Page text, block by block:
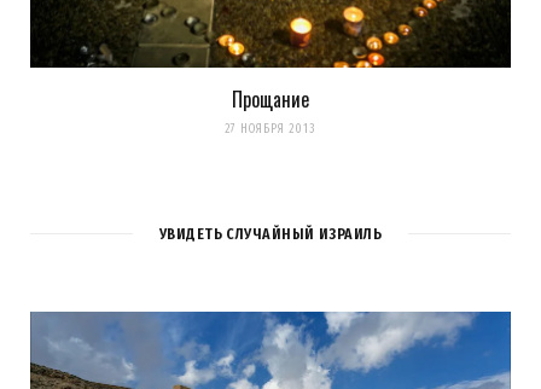
Прощание
27 НОЯБРЯ 2013
УВИДЕТЬ СЛУЧАЙНЫЙ ИЗРАИЛЬ